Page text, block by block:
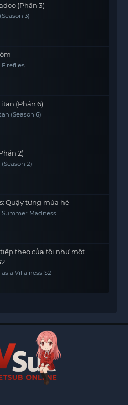
(Phần 3)
3)
Fireflies
(Phần 6)
(Season 6)
2)
2)
Quậy tưng mùa hè
Summer Madness
tiếp theo của tôi như một
a Villainess S2